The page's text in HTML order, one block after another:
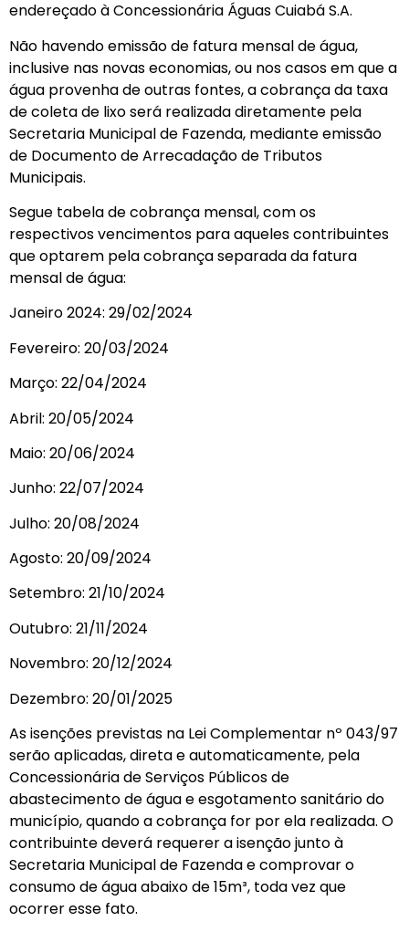
endereçado à Concessionária Águas Cuiabá S.A.
Não havendo emissão de fatura mensal de água,
inclusive nas novas economias, ou nos casos em que a
água provenha de outras fontes, a cobrança da taxa
de coleta de lixo será realizada diretamente pela
Secretaria Municipal de Fazenda, mediante emissão
de Documento de Arrecadação de Tributos
Municipais.
Segue tabela de cobrança mensal, com os
respectivos vencimentos para aqueles contribuintes
que optarem pela cobrança separada da fatura
mensal de água:
Janeiro 2024: 29/02/2024
Fevereiro: 20/03/2024
Março: 22/04/2024
Abril: 20/05/2024
Maio: 20/06/2024
Junho: 22/07/2024
Julho: 20/08/2024
Agosto: 20/09/2024
Setembro: 21/10/2024
Outubro: 21/11/2024
Novembro: 20/12/2024
Dezembro: 20/01/2025
As isenções previstas na Lei Complementar nº 043/97
serão aplicadas, direta e automaticamente, pela
Concessionária de Serviços Públicos de
abastecimento de água e esgotamento sanitário do
município, quando a cobrança for por ela realizada. O
contribuinte deverá requerer a isenção junto à
Secretaria Municipal de Fazenda e comprovar o
consumo de água abaixo de 15m³, toda vez que
ocorrer esse fato.